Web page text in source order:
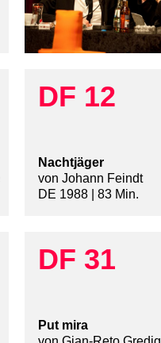
DF 12
Nachtjäger
von Johann Feindt
DE 1988 | 83 Min.
DF 31
Put mira